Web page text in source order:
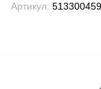
Артикул: